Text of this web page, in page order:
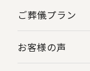
神奈川県の葬
東京都の葬儀
ご葬儀プラン
お客様の声